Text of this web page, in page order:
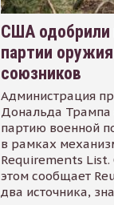
США одобрили
партии
союзников
Администрация
Дональда
партию военной
в рамках
Requirements List.
этом сообщает
два источника,